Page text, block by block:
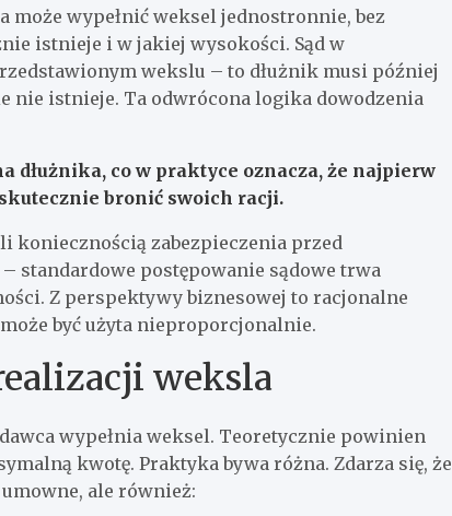
wypełnić weksel jednostronnie, bez
istnieje i w jakiej wysokości. Sąd w
wekslu – to dłużnik musi później
nie istnieje. Ta odwrócona logika dowodzenia
dłużnika, co w praktyce oznacza, że najpierw
bronić swoich racji.
koniecznością zabezpieczenia przed
standardowe postępowanie sądowe trwa
Z perspektywy biznesowej to racjonalne
być użyta nieproporcjonalnie.
weksla
wypełnia weksel. Teoretycznie powinien
kwotę. Praktyka bywa różna. Zdarza się, że
ale również: